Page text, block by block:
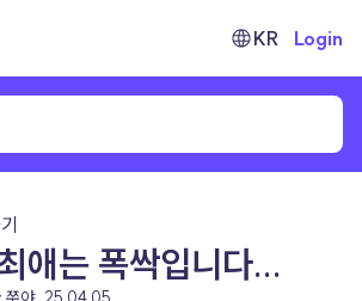
KR Login
애는 폭싹입니다...